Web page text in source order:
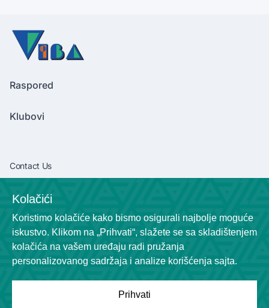
Raspored
Klubovi
Contact Us
+381638292540
Socials
Kolačići
Koristimo kolačiće kako bismo osigurali najbolje moguće
iskustvo. Klikom na „Prihvati“, slažete se sa skladištenjem
kolačića na vašem uređaju radi pružanja
personalizovanog sadržaja i analize korišćenja sajta.
Prihvati